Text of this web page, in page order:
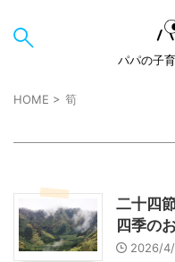
パパの子
HOME > 筍
二十四
四季の
2026/